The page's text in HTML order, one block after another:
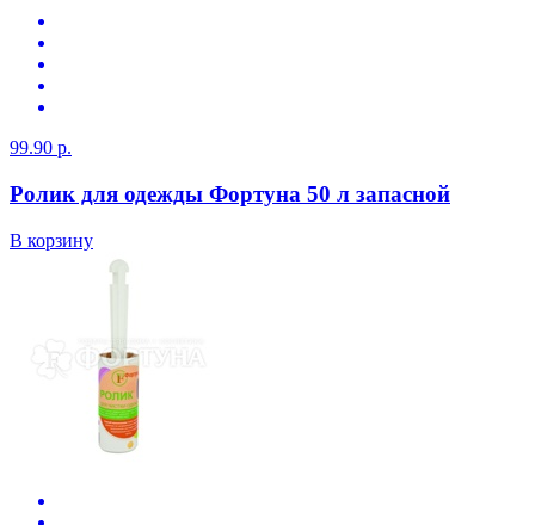
99.90 р.
Ролик для одежды Фортуна 50 л запасной
В корзину